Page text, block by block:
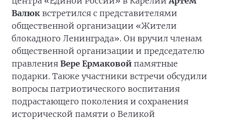
Валюк встретился с представителями
общественной организации «Жители
блокадного Ленинграда». Он вручил членам
общественной организации и председателю
правления Вере Ермаковой памятные
подарки. Также участники встречи обсудили
вопросы патриотического воспитания
подрастающего поколения и сохранения
исторической памяти о Великой